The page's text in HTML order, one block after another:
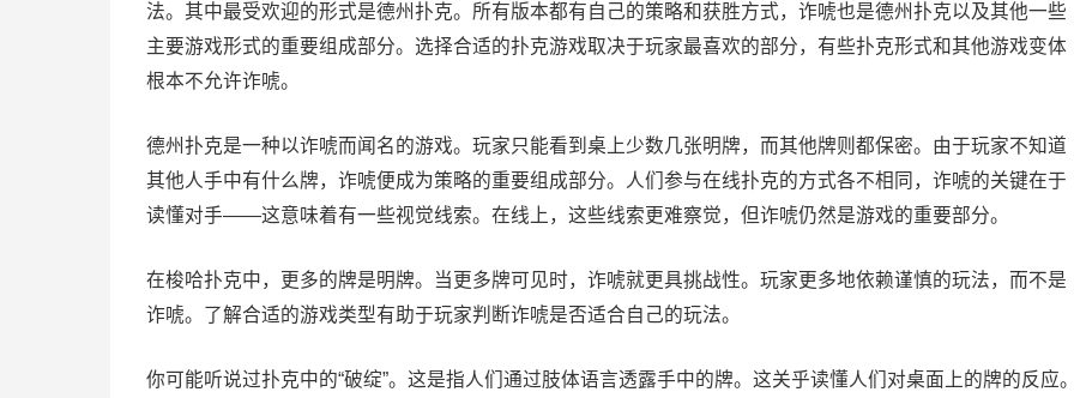
法。其中最受欢迎的形式是德州扑克。所有版本都有自己的策略和获胜方式，诈唬也是德州扑克以及其他一些
主要游戏形式的重要组成部分。选择合适的扑克游戏取决于玩家最喜欢的部分，有些扑克形式和其他游戏变体
根本不允许诈唬。
德州扑克是一种以诈唬而闻名的游戏。玩家只能看到桌上少数几张明牌，而其他牌则都保密。由于玩家不知道
其他人手中有什么牌，诈唬便成为策略的重要组成部分。人们参与在线扑克的方式各不相同，诈唬的关键在于
读懂对手——这意味着有一些视觉线索。在线上，这些线索更难察觉，但诈唬仍然是游戏的重要部分。
在梭哈扑克中，更多的牌是明牌。当更多牌可见时，诈唬就更具挑战性。玩家更多地依赖谨慎的玩法，而不是
诈唬。了解合适的游戏类型有助于玩家判断诈唬是否适合自己的玩法。
你可能听说过扑克中的“破绽”。这是指人们通过肢体语言透露手中的牌。这关乎读懂人们对桌面上的牌的反应